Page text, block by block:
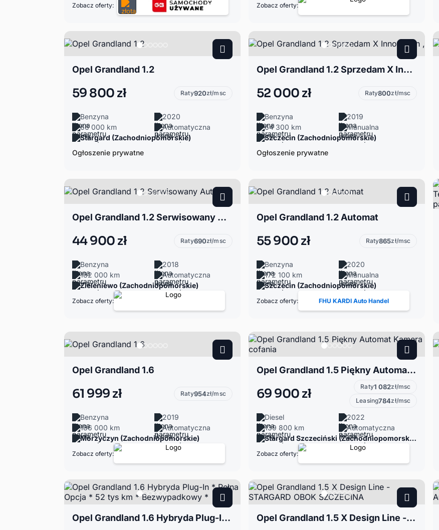
Zobacz oferty: Zobacz oferty:
Opel Grandland 1.2
59 800 zł Raty920zł/msc
Benzyna
2020
66 000 km
Automatyczna
Stargard (Zachodniopomorskie)
Ogłoszenie prywatne
Opel Grandland 1.2 Sprzedam X Innovation ,
52 000 zł Raty800zł/msc
Benzyna
2019
64 300 km
Manualna
Szczecin (Zachodniopomorskie)
Ogłoszenie prywatne
Opel Grandland 1.2 Serwisowany Automat
44 900 zł Raty690zł/msc
Benzyna
2018
182 000 km
Automatyczna
Zieleniewo (Zachodniopomorskie)
Zobacz oferty:
Opel Grandland 1.2 Automat
55 900 zł Raty865zł/msc
Benzyna
2020
172 100 km
Manualna
Szczecin (Zachodniopomorskie)
Zobacz oferty: FHU KARDI Auto Handel
Opel Grandland 1.6
61 999 zł Raty954zł/msc
Benzyna
2019
186 000 km
Automatyczna
Morzyczyn (Zachodniopomorskie)
Zobacz oferty:
Opel Grandland 1.5 Piękny Automat Kamera cofania
69 900 zł Raty1 082zł/msc
Leasing784zł/msc
Diesel
2022
139 800 km
Automatyczna
Stargard Szczeciński (Zachodniopomorskie)
Zobacz oferty:
Opel Grandland 1.6 Hybryda Plug-In * Pełna Opcja * 52 tys km * Bezwypadkowy * Opel Grandland 1.5 X Design Line - STARGARD OBOK SZCZECINA